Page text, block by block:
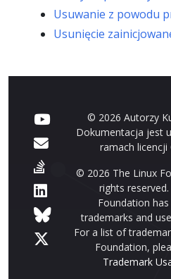
Usuwanie z powodu
Usunięcie
© 2026 Autorzy
Dokumentacja jest
ramach licencji
© 2026 The Linux
rights
Foundation
trademarks and
For a list of
Foundation,
Trademark